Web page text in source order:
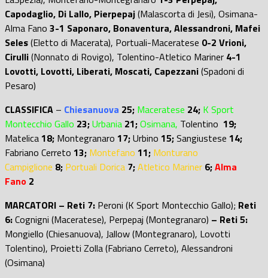
Capodaglio, Di Lallo, Pierpepaj(Malascorta di Jesi), Osimana-
Alma Fano 3-1 Saponaro, Bonaventura, Alessandroni, Mafei
Seles(Eletto di Macerata), Portuali-Maceratese 0-2 Vrioni,
Cirulli(Nonnato di Rovigo), Tolentino-Atletico Mariner 4-1
Lovotti, Lovotti, Liberati, Moscati, Capezzani(Spadoni di
Pesaro)
CLASSIFICA – Chiesanuova 25; Maceratese 24; K Sport
Montecchio Gallo 23;Urbania 21;Osimana, Tolentino 19;
Matelica18; Montegranaro 17;Urbino 15;Sangiustese 14;
Fabriano Cerreto 13; Montefano 11; Monturano
Campiglione 8; Portuali Dorica 7;Atletico Mariner 6;Alma
Fano 2
MARCATORI – Reti 7: Peroni (K Sport Montecchio Gallo); Reti
6:Cognigni (Maceratese), Perpepaj (Montegranaro) – Reti 5:
Mongiello (Chiesanuova), Jallow (Montegranaro), Lovotti
Tolentino), Proietti Zolla (Fabriano Cerreto), Alessandroni
(Osimana)